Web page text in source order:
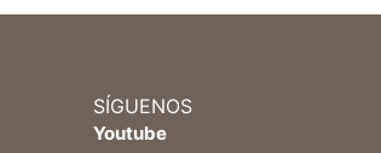
SÍGUENOS
Youtube